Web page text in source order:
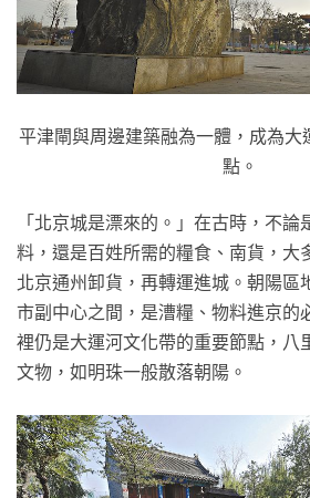
平津閘與周邊建築融為一體，成為大
點。
「北京城是漂來的。」在古時，不
料，還是百姓所需的糧食、南貨，大
北京通州卸貨，再轉運進城。朝陽區
市副中心之間，是漕糧、物料進京的
裡仍是大運河文化帶的重要節點，八
文物，如明珠一般散落朝陽。